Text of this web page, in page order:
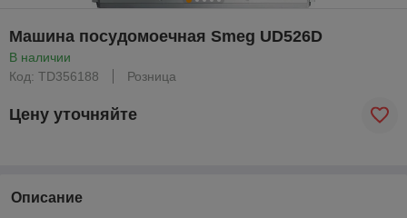
Машина посудомоечная Smeg UD526D
В наличии
Код: TD356188
Розница
Цену уточняйте
Описание